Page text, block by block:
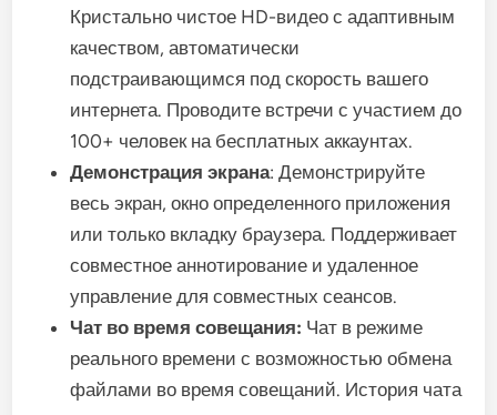
Кристально чистое HD-видео с адаптивным
качеством, автоматически
подстраивающимся под скорость вашего
интернета. Проводите встречи с участием до
100+ человек на бесплатных аккаунтах.
Демонстрация экрана: Демонстрируйте
весь экран, окно определенного приложения
или только вкладку браузера. Поддерживает
совместное аннотирование и удаленное
управление для совместных сеансов.
Чат во время совещания: Чат в режиме
реального времени с возможностью обмена
файлами во время совещаний. История чата